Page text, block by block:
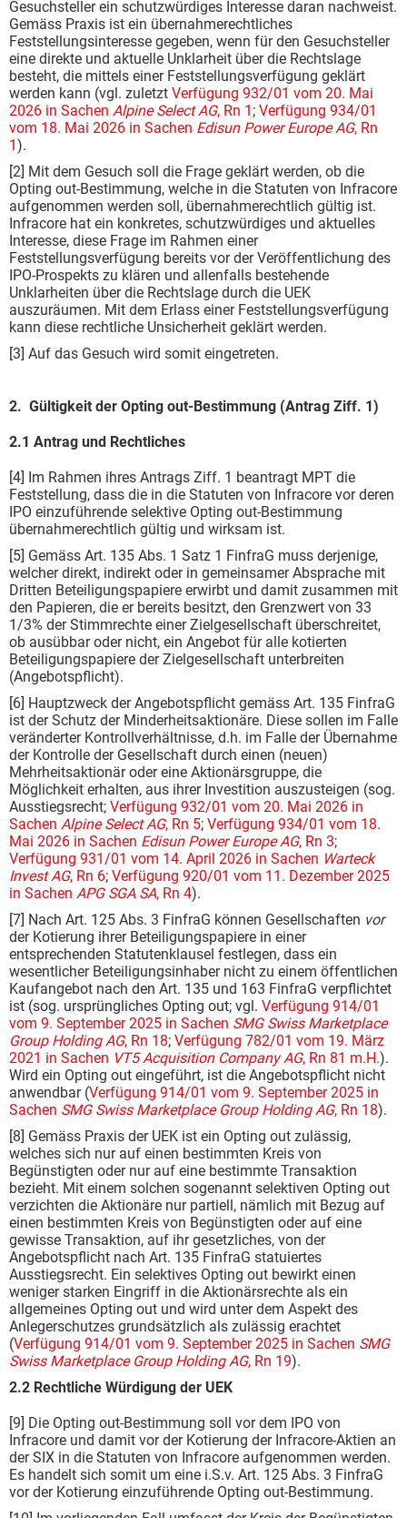
Gesuchsteller ein schutzwürdiges Interesse daran nachweist.
Gemäss Praxis ist ein übernahmerechtliches
Feststellungsinteresse gegeben, wenn für den Gesuchsteller
eine direkte und aktuelle Unklarheit über die Rechtslage
besteht, die mittels einer Feststellungsverfügung geklärt
werden kann (vgl. zuletzt Verfügung 932/01 vom 20. Mai
2026 in Sachen Alpine Select AG, Rn 1 ; Verfügung 934/01
vom 18. Mai 2026 in Sachen Edisun Power Europe AG, Rn
1).
[2] Mit dem Gesuch soll die Frage geklärt werden, ob die
Opting out-Bestimmung, welche in die Statuten von Infracore
aufgenommen werden soll, übernahmerechtlich gültig ist.
Infracore hat ein konkretes, schutzwürdiges und aktuelles
Interesse, diese Frage im Rahmen einer
Feststellungsverfügung bereits vor der Veröffentlichung des
IPO-Prospekts zu klären und allenfalls bestehende
Unklarheiten über die Rechtslage durch die UEK
auszuräumen. Mit dem Erlass einer Feststellungsverfügung
kann diese rechtliche Unsicherheit geklärt werden.
[3] Auf das Gesuch wird somit eingetreten.
2. Gültigkeit der Opting out-Bestimmung (Antrag Ziff. 1)
2.1 Antrag und Rechtliches
[4] Im Rahmen ihres Antrags Ziff. 1 beantragt MPT die
Feststellung, dass die in die Statuten von Infracore vor deren
IPO einzuführende selektive Opting out-Bestimmung
übernahmerechtlich gültig und wirksam ist.
[5] Gemäss Art. 135 Abs. 1 Satz 1 FinfraG muss derjenige,
welcher direkt, indirekt oder in gemeinsamer Absprache mit
Dritten Beteiligungspapiere erwirbt und damit zusammen mit
den Papieren, die er bereits besitzt, den Grenzwert von 33
1/3% der Stimmrechte einer Zielgesellschaft überschreitet,
ob ausübbar oder nicht, ein Angebot für alle kotierten
Beteiligungspapiere der Zielgesellschaft unterbreiten
(Angebotspflicht).
[6] Hauptzweck der Angebotspflicht gemäss Art. 135 FinfraG
ist der Schutz der Minderheitsaktionäre. Diese sollen im Falle
veränderter Kontrollverhältnisse, d.h. im Falle der Übernahme
der Kontrolle der Gesellschaft durch einen (neuen)
Mehrheitsaktionär oder eine Aktionärsgruppe, die
Möglichkeit erhalten, aus ihrer Investition auszusteigen (sog.
Ausstiegsrecht; Verfügung 932/01 vom 20. Mai 2026 in
Sachen Alpine Select AG, Rn 5; Verfügung 934/01 vom 18.
Mai 2026 in Sachen Edisun Power Europe AG, Rn 3;
Verfügung 931/01 vom 14. April 2026 in Sachen Warteck
Invest AG, Rn 6; Verfügung 920/01 vom 11. Dezember 2025
in Sachen APG SGA SA, Rn 4).
[7] Nach Art. 125 Abs. 3 FinfraG können Gesellschaften vor
der Kotierung ihrer Beteiligungspapiere in einer
entsprechenden Statutenklausel festlegen, dass ein
wesentlicher Beteiligungsinhaber nicht zu einem öffentlichen
Kaufangebot nach den Art. 135 und 163 FinfraG verpflichtet
ist (sog. ursprüngliches Opting out; vgl. Verfügung 914/01
vom 9. September 2025 in Sachen SMG Swiss Marketplace
Group Holding AG, Rn 18; Verfügung 782/01 vom 19. März
2021 in Sachen VT5 Acquisition Company AG, Rn 81 m.H.).
Wird ein Opting out eingeführt, ist die Angebotspflicht nicht
anwendbar (Verfügung 914/01 vom 9. September 2025 in
Sachen SMG Swiss Marketplace Group Holding AG, Rn 18).
[8] Gemäss Praxis der UEK ist ein Opting out zulässig,
welches sich nur auf einen bestimmten Kreis von
Begünstigten oder nur auf eine bestimmte Transaktion
bezieht. Mit einem solchen sogenannt selektiven Opting out
verzichten die Aktionäre nur partiell, nämlich mit Bezug auf
einen bestimmten Kreis von Begünstigten oder auf eine
gewisse Transaktion, auf ihr gesetzliches, von der
Angebotspflicht nach Art. 135 FinfraG statuiertes
Ausstiegsrecht. Ein selektives Opting out bewirkt einen
weniger starken Eingriff in die Aktionärsrechte als ein
allgemeines Opting out und wird unter dem Aspekt des
Anlegerschutzes grundsätzlich als zulässig erachtet
(Verfügung 914/01 vom 9. September 2025 in Sachen SMG
Swiss Marketplace Group Holding AG, Rn 19).
2.2 Rechtliche Würdigung der UEK
[9] Die Opting out-Bestimmung soll vor dem IPO von
Infracore und damit vor der Kotierung der Infracore-Aktien an
der SIX in die Statuten von Infracore aufgenommen werden.
Es handelt sich somit um eine i.S.v. Art. 125 Abs. 3 FinfraG
vor der Kotierung einzuführende Opting out-Bestimmung.